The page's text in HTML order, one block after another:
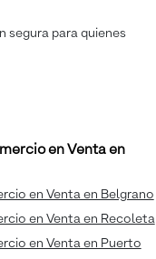
segura para quienes
en Venta en
en Venta en Belgrano
en Venta en Recoleta
en Venta en Puerto